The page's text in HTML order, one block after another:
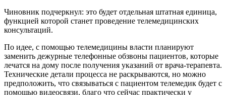
Чиновник подчеркнул: это будет отдельная штатная единица,
функцией которой станет проведение телемедицинских
консультаций.
По идее, с помощью телемедицины власти планируют
заменить дежурные телефонные обзвоны пациентов, которые
лечатся на дому после получения указаний от врача-терапевта.
Технические детали процесса не раскрываются, но можно
предположить, что связываться с пациентом телемедик будет с
помощью видеосвязи, благо что сейчас практически у